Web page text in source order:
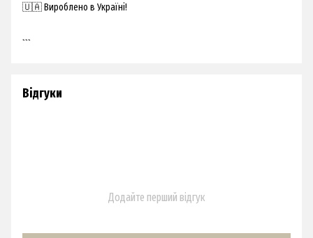
🇺🇦 Вироблено в Україні!
```
Відгуки
Додайте перший відгук